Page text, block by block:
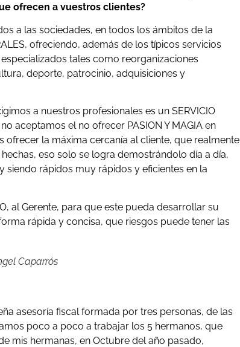
ofrecen a vuestros clientes?
a las sociedades, en todos los ámbitos de la
ofreciendo, además de los típicos servicios
tales como reorganizaciones
deporte, patrocinio, adquisiciones y
a nuestros profesionales es un SERVICIO
aceptamos el no ofrecer PASION Y MAGIA en
ofrecer la máxima cercanía al cliente, que realmente
eso solo se logra demostrándolo día a día,
siendo rápidos muy rápidos y eficientes en la
al Gerente, para que este pueda desarrollar su
rápida y concisa, que riesgos puede tener las
Caparrós
asesoría fiscal formada por tres personas, de las
poco a poco a trabajar los 5 hermanos, que
mis hermanas, en Octubre del año pasado,